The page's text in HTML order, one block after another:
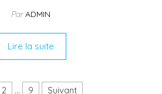
ParADMIN
Lire la suite
2 … 9 Suivant